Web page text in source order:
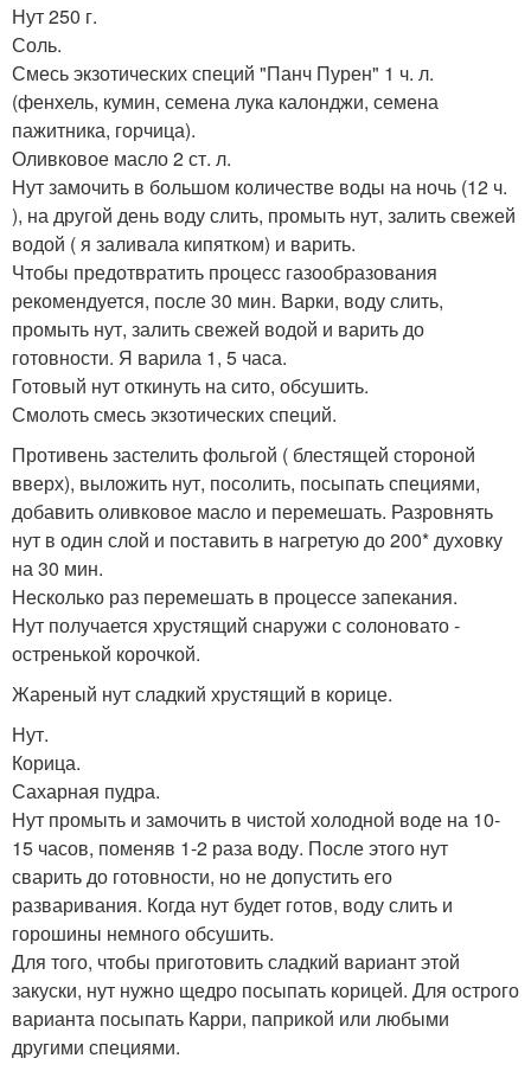
Нут 250 г.
Соль.
Смесь экзотических специй "Панч Пурен" 1 ч. л.
(фенхель, кумин, семена лука калонджи, семена
пажитника, горчица).
Оливковое масло 2 ст. л.
Нут замочить в большом количестве воды на ночь (12 ч.
), на другой день воду слить, промыть нут, залить свежей
водой ( я заливала кипятком) и варить.
Чтобы предотвратить процесс газообразования
рекомендуется, после 30 мин. Варки, воду слить,
промыть нут, залить свежей водой и варить до
готовности. Я варила 1, 5 часа.
Готовый нут откинуть на сито, обсушить.
Смолоть смесь экзотических специй.
Противень застелить фольгой ( блестящей стороной
вверх), выложить нут, посолить, посыпать специями,
добавить оливковое масло и перемешать. Разровнять
нут в один слой и поставить в нагретую до 200* духовку
на 30 мин.
Несколько раз перемешать в процессе запекания.
Нут получается хрустящий снаружи с солоновато -
остренькой корочкой.
Жареный нут сладкий хрустящий в корице.
Нут.
Корица.
Сахарная пудра.
Нут промыть и замочить в чистой холодной воде на 10-
15 часов, поменяв 1-2 раза воду. После этого нут
сварить до готовности, но не допустить его
разваривания. Когда нут будет готов, воду слить и
горошины немного обсушить.
Для того, чтобы приготовить сладкий вариант этой
закуски, нут нужно щедро посыпать корицей. Для острого
варианта посыпать Карри, паприкой или любыми
другими специями.